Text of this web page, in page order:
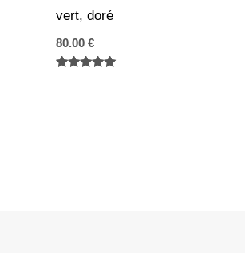
vert, doré
80.00€